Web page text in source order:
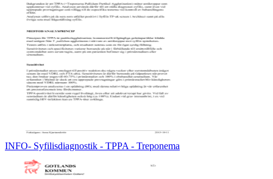
INFO- Syfilisdiagnostik - TPPA - Treponema